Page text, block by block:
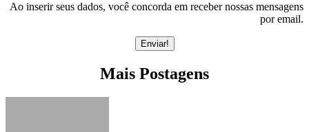
Ao inserir seus dados, você concorda em receber nossas mensagens
por email.
Mais Postagens